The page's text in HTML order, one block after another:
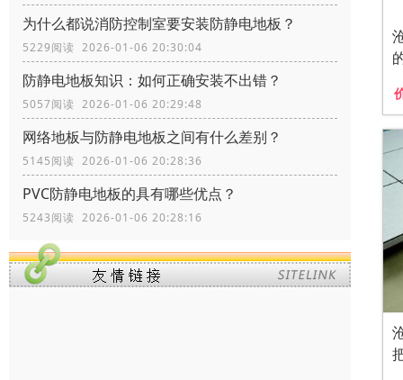
为什么都说消防控制室要安装防静电地板？
5229阅读 2026-01-06 20:30:04
防静电地板知识：如何正确安装不出错？
5057阅读 2026-01-06 20:29:48
网络地板与防静电地板之间有什么差别？
5145阅读 2026-01-06 20:28:36
PVC防静电地板的具有哪些优点？
5243阅读 2026-01-06 20:28:16